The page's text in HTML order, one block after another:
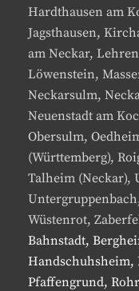
Hardthausen am
Jagsthausen,
am Neckar,
Löwenstein,
Neckarsulm,
Neuenstadt am
Obersulm,
(Württemberg),
Talheim (Neckar),
Wüstenrot,
Bahnstadt,
Pfaffengrund,